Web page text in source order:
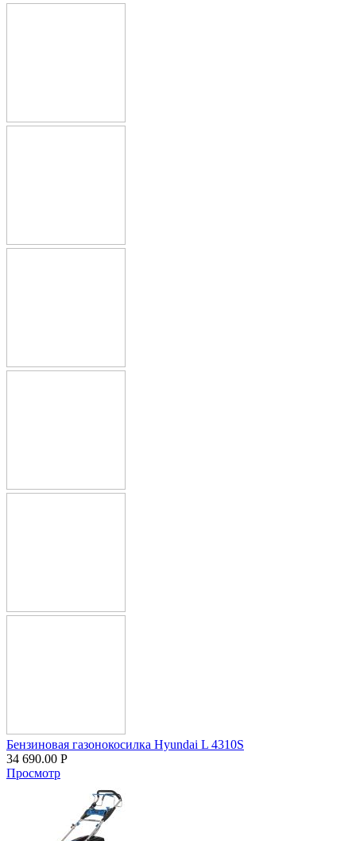
Бензиновая газонокосилка Hyundai L 4310S
34 690.00 Р
Просмотр